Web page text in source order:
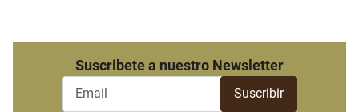
Suscribete a nuestro Newsletter